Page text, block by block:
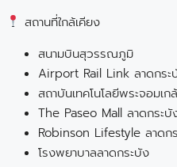
สถานที่ใกล้เคียง
สนามบินสุวรรณภูมิ
Airport Rail Link ลาดกระ
สถาบันเทคโนโลยีพระจอมเ
The Paseo Mall ลาดกระบั
Robinson Lifestyle ลาดก
โรงพยาบาลลาดกระบัง